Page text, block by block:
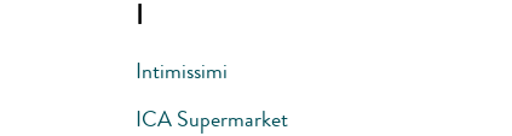
I
Intimissimi
ICA Supermarket